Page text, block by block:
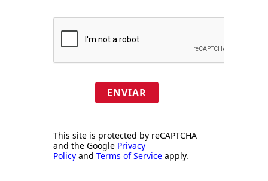
ENVIAR
This site is protected by reCAPTCHA
and the Google Privacy
Policy and Terms of Service apply.